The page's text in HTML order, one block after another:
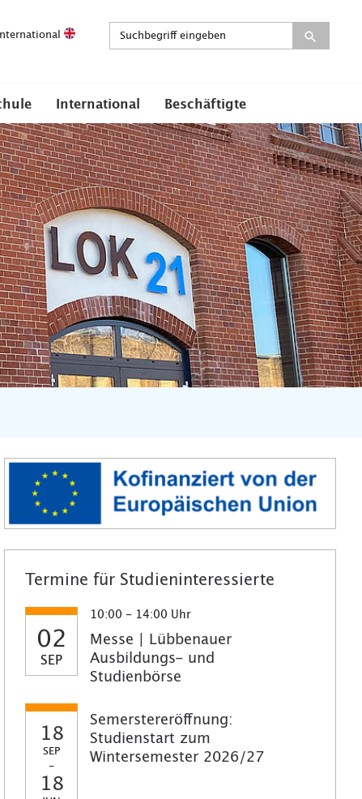
International Beschäftigte
Termine für Studieninteressierte
02
SEP
10:00 - 14:00 Uhr
Messe | Lübbenauer
Ausbildungs- und
Studienbörse
18
SEP
-
18
Semerstereröffnung:
Studienstart zum
Wintersemester 2026/27